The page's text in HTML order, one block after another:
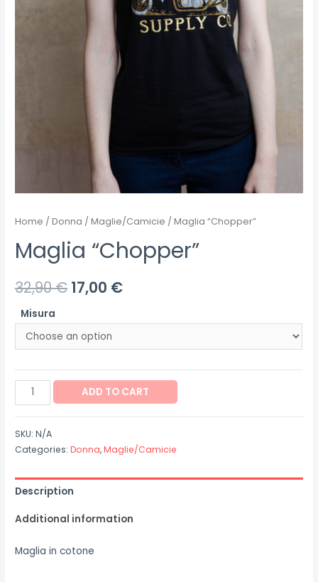
Home /Donna /Maglie/Camicie / Maglia “Chopper”
Maglia “Chopper”
32,90€ 17,00 €
Misura
Maglia
"Chopper"
ADD TO CART
SKU:N/A
Categories:Donna,Maglie/Camicie
Description
Additional information
Maglia in cotone